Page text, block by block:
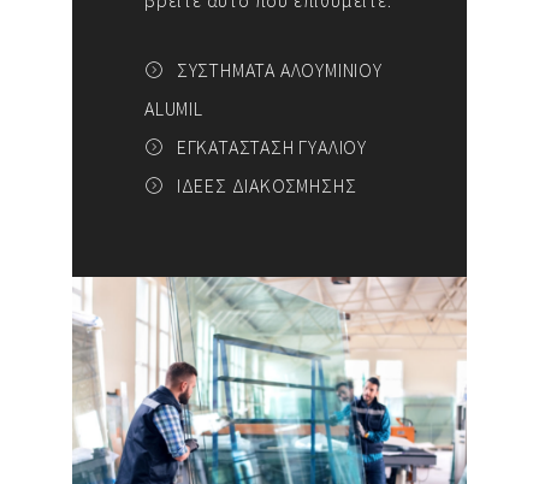
ΣΥΣΤΗΜΑΤΑ ΑΛΟΥΜΙΝΙΟΥ
ALUMIL
ΕΓΚΑΤΑΣΤΑΣΗ ΓΥΑΛΙΟΥ
ΙΔΕΕΣ ΔΙΑΚΟΣΜΗΣΗΣ